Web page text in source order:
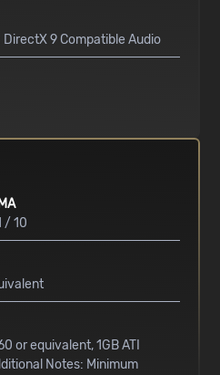
9 Compatible Audio
/ 10
or equivalent, 1GB ATI
Notes: Minimum